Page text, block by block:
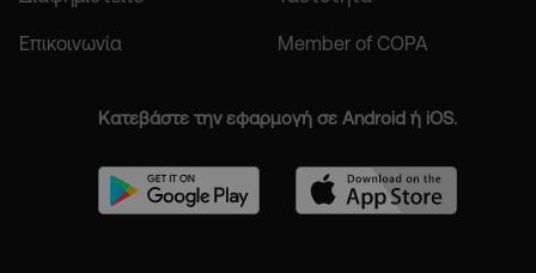
Επικοινωνία Member of COPA
Κατεβάστε την εφαρμογή σε Android ή iOS.